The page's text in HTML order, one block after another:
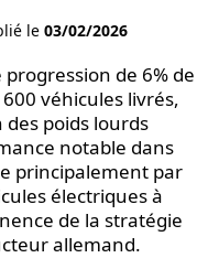
le 03/02/2026
de 6% de
véhicules livrés,
poids lourds
notable dans
principalement par
électriques à
de la stratégie
allemand.